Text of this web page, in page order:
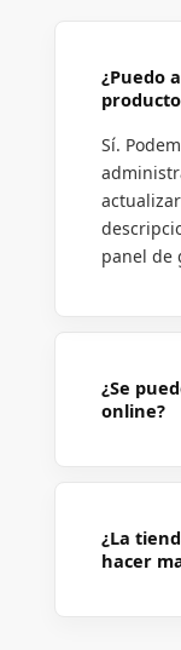
¿Puedo
Sí.
panel de
¿Se
online?
¿La
hacer